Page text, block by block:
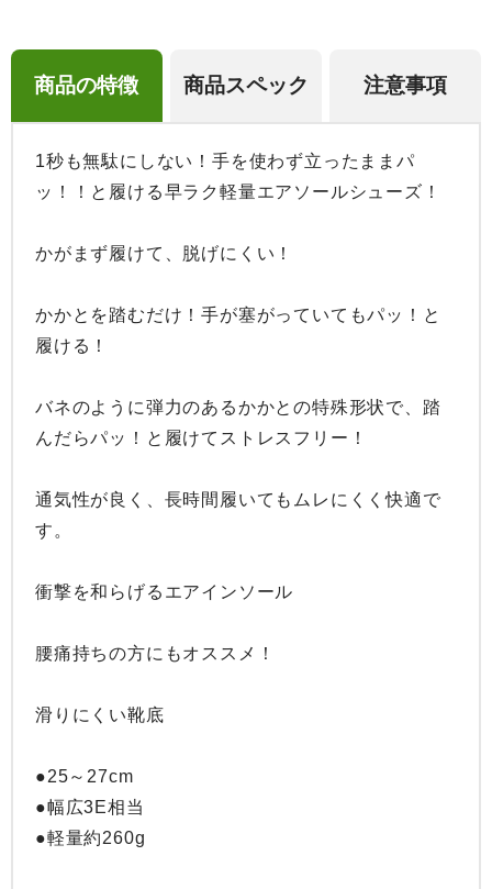
商品の特徴 商品スペック 注意事項
1秒も無駄にしない！手を使わず立ったままパ
ッ！！と履ける早ラク軽量エアソールシューズ！
かがまず履けて、脱げにくい！
かかとを踏むだけ！手が塞がっていてもパッ！と
履ける！
バネのように弾力のあるかかとの特殊形状で、踏
んだらパッ！と履けてストレスフリー！
通気性が良く、長時間履いてもムレにくく快適で
す。
衝撃を和らげるエアインソール
腰痛持ちの方にもオススメ！
滑りにくい靴底
●25～27cm
●幅広3E相当
●軽量約260g